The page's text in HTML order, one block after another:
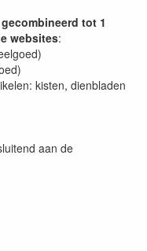
tot 1
websites:
kisten, dienbladen
aan de